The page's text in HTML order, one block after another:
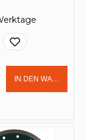
Anzahl:
IN DEN